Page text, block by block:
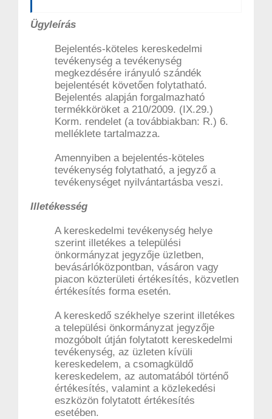
Ügyleírás
Bejelentés-köteles kereskedelmi
tevékenység a tevékenység
megkezdésére irányuló szándék
bejelentését követően folytatható.
Bejelentés alapján forgalmazható
termékköröket a 210/2009. (IX.29.)
Korm. rendelet (a továbbiakban: R.) 6.
melléklete tartalmazza.
Amennyiben a bejelentés-köteles
tevékenység folytatható, a jegyző a
tevékenységet nyilvántartásba veszi.
Illetékesség
A kereskedelmi tevékenység helye
szerint illetékes a települési
önkormányzat jegyzője üzletben,
bevásárlóközpontban, vásáron vagy
piacon közterületi értékesítés, közvetlen
értékesítés forma esetén.
A kereskedő székhelye szerint illetékes
a települési önkormányzat jegyzője
mozgóbolt útján folytatott kereskedelmi
tevékenység, az üzleten kívüli
kereskedelem, a csomagküldő
kereskedelem, az automatából történő
értékesítés, valamint a közlekedési
eszközön folytatott értékesítés
esetében.